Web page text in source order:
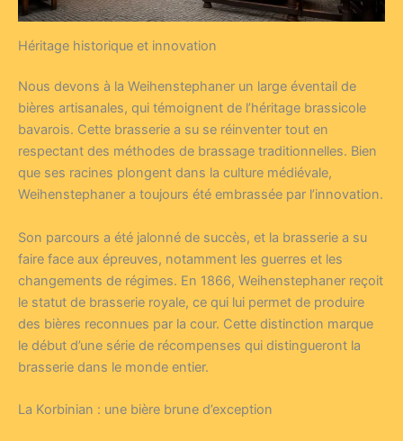
Héritage historique et innovation
Nous devons à la Weihenstephaner un large éventail de
bières artisanales, qui témoignent de l’héritage brassicole
bavarois. Cette brasserie a su se réinventer tout en
respectant des méthodes de brassage traditionnelles. Bien
que ses racines plongent dans la culture médiévale,
Weihenstephaner a toujours été embrassée par l’innovation.
Son parcours a été jalonné de succès, et la brasserie a su
faire face aux épreuves, notamment les guerres et les
changements de régimes. En 1866, Weihenstephaner reçoit
le statut de brasserie royale, ce qui lui permet de produire
des bières reconnues par la cour. Cette distinction marque
le début d’une série de récompenses qui distingueront la
brasserie dans le monde entier.
La Korbinian : une bière brune d’exception